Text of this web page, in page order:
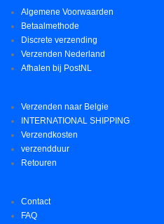
Algemene Voorwaarden
Betaalmethode
Discrete verzending
Verzenden Nederland
Afhalen bij PostNL
Verzenden naar Belgie
INTERNATIONAL SHIPPING
Verzendkosten
verzendduur
Retouren
Contact
FAQ